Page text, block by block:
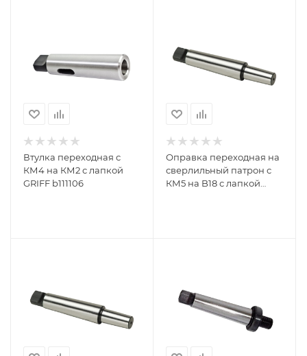
Втулка переходная с
КМ4 на КМ2 с лапкой
GRIFF b111106
Оправка переходная на
сверлильный патрон с
КМ5 на B18 с лапкой